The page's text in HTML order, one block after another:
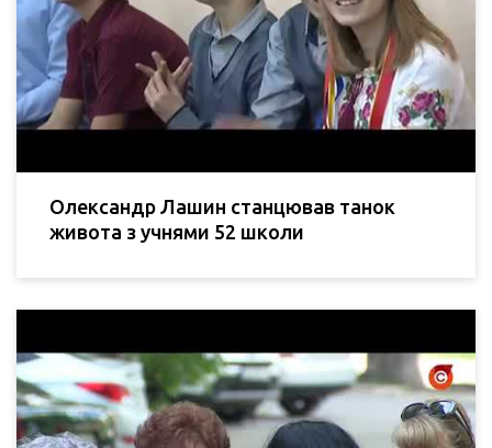
Олександр Лашин станцював танок
живота з учнями 52 школи